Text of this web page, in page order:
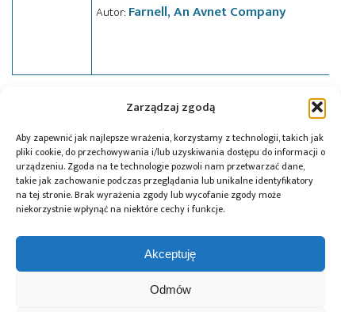
Zarządzaj zgodą
Aby zapewnić jak najlepsze wrażenia, korzystamy z technologii, takich jak
pliki cookie, do przechowywania i/lub uzyskiwania dostępu do informacji o
urządzeniu. Zgoda na te technologie pozwoli nam przetwarzać dane,
takie jak zachowanie podczas przeglądania lub unikalne identyfikatory
na tej stronie. Brak wyrażenia zgody lub wycofanie zgody może
niekorzystnie wpłynąć na niektóre cechy i funkcje.
Akceptuję
Odmów
Autor: Farnell, An Avnet Company
Farnell element14,IoT,news, ,
Przeczytaj również:
Microchip i Micron